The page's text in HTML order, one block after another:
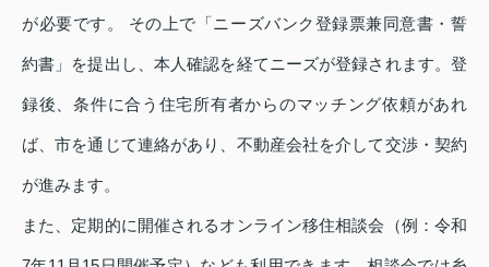
が必要です。 その上で「ニーズバンク登録票兼同意書・誓
約書」を提出し、本人確認を経てニーズが登録されます。登
録後、条件に合う住宅所有者からのマッチング依頼があれ
ば、市を通じて連絡があり、不動産会社を介して交渉・契約
が進みます。
また、定期的に開催されるオンライン移住相談会（例：令和